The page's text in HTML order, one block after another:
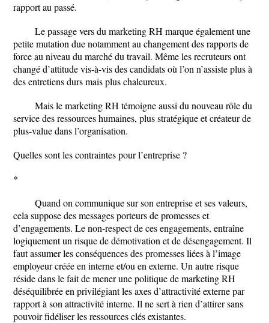
rapport au passé.
Le passage vers du marketing RH marque également une
petite mutation due notamment au changement des rapports de
force au niveau du marché du travail. Même les recruteurs ont
changé d’attitude vis-à-vis des candidats où l’on n’assiste plus à
des entretiens durs mais plus chaleureux.
Mais le marketing RH témoigne aussi du nouveau rôle du
service des ressources humaines, plus stratégique et créateur de
plus-value dans l’organisation.
Quelles sont les contraintes pour l’entreprise ?
*
Quand on communique sur son entreprise et ses valeurs,
cela suppose des messages porteurs de promesses et
d’engagements. Le non-respect de ces engagements, entraîne
logiquement un risque de démotivation et de désengagement. Il
faut assumer les conséquences des promesses liées à l’image
employeur créée en interne et/ou en externe. Un autre risque
réside dans le fait de mener une politique de marketing RH
déséquilibrée en privilégiant les axes d’attractivité externe par
rapport à son attractivité interne. Il ne sert à rien d’attirer sans
pouvoir fidéliser les ressources clés existantes.